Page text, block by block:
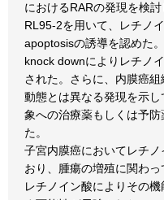
におけるRARの発現を検討
RL95-2を用いて、レチノ
apoptosisの誘導を認めた
knock downによりレチノ
された。さらに、内膜癌
動態とは異なる発現を示
象への治療薬もしくは予
た。
子宮内膜癌においてレチ
おり、腫瘍の増殖に関わっ
レチノイン酸によりその